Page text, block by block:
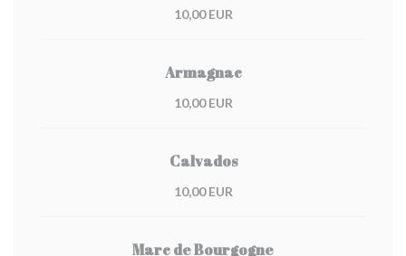
10,00 EUR
Armagnac
10,00 EUR
Calvados
10,00 EUR
Marc de Bourgogne